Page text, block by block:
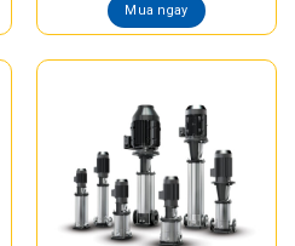
Mua ngay